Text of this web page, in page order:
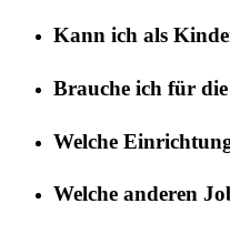
Kann ich als
Brauche ich für
Welche
Welche anderen